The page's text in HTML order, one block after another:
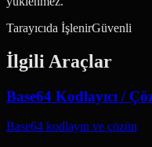
Tarayıcıda İşlenirGüvenli
İlgili Araçlar
Base64 Kodlayıcı /
Base64 kodlayın ve çözün